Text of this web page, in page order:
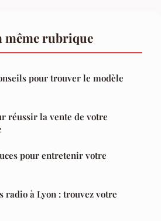
même rubrique
pour trouver le modèle
réussir la vente de votre
pour entretenir votre
radio à Lyon : trouvez votre